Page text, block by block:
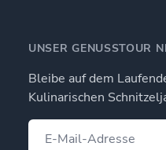
UNSER GENUSSTOUR
Bleibe auf dem
Kulinarischen